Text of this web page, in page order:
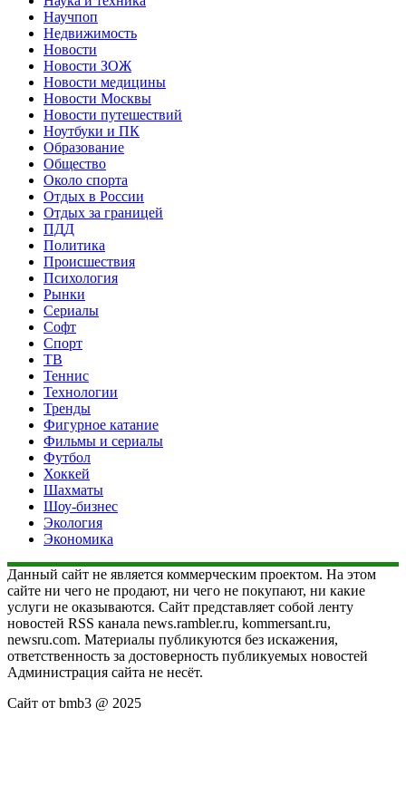
Научпоп
Недвижимость
Новости
Новости ЗОЖ
Новости медицины
Новости Москвы
Новости путешествий
Ноутбуки и ПК
Образование
Общество
Около спорта
Отдых в России
Отдых за границей
ПДД
Политика
Происшествия
Психология
Рынки
Сериалы
Софт
Спорт
ТВ
Теннис
Технологии
Тренды
Фигурное катание
Фильмы и сериалы
Футбол
Хоккей
Шахматы
Шоу-бизнес
Экология
Экономика
Данный сайт не является коммерческим проектом. На этом
сайте ни чего не продают, ни чего не покупают, ни какие
услуги не оказываются. Сайт представляет собой ленту
новостей RSS канала news.rambler.ru, kommersant.ru,
newsru.com. Материалы публикуются без искажения,
ответственность за достоверность публикуемых новостей
Администрация сайта не несёт.
Сайт от bmb3 @ 2025